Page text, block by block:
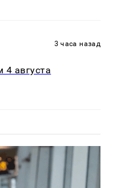
3 часа назад
4 августа